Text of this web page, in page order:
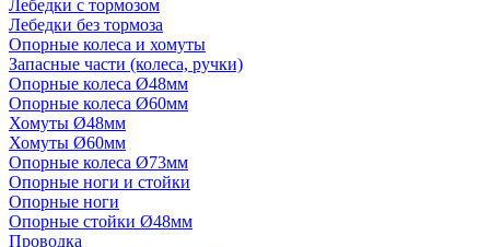
Лебедки с тормозом
Лебедки без тормоза
Опорные колеса и хомуты
Запасные части (колеса, ручки)
Опорные колеса Ø48мм
Опорные колеса Ø60мм
Хомуты Ø48мм
Хомуты Ø60мм
Опорные колеса Ø73мм
Опорные ноги и стойки
Опорные ноги
Опорные стойки Ø48мм
Проводка